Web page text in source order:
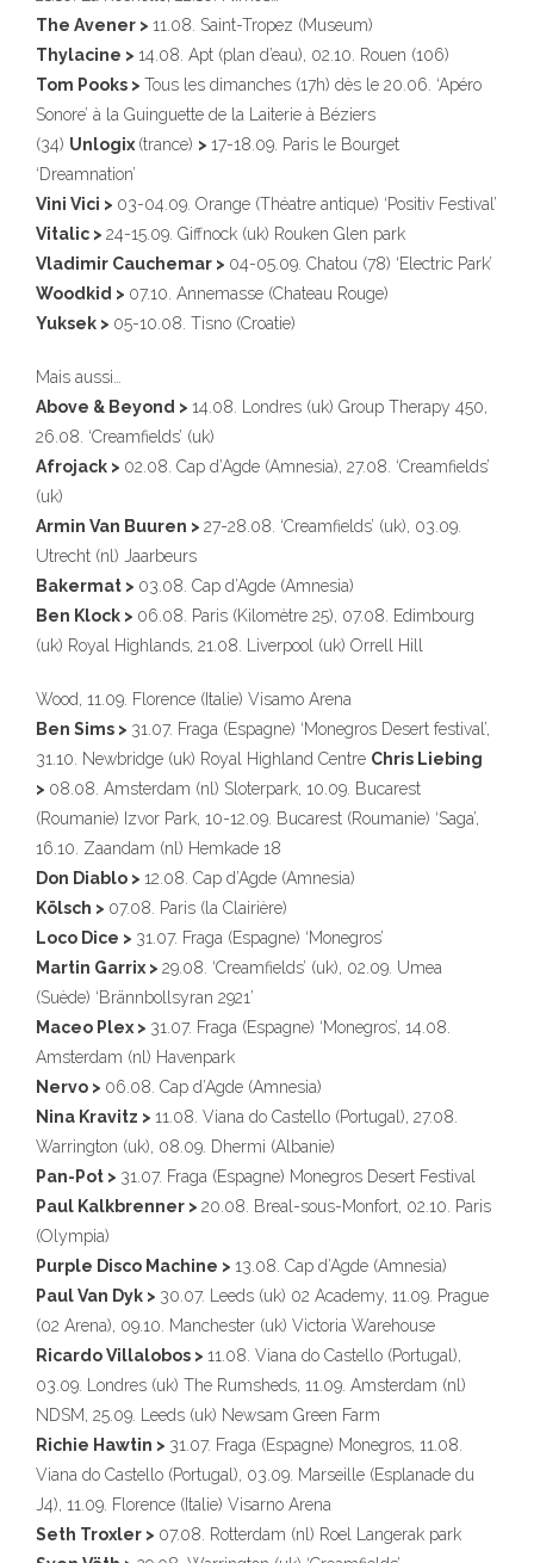
The Avener > 11.08. Saint-Tropez (Museum)
Thylacine > 14.08. Apt (plan d’eau), 02.10. Rouen (106)
Tom Pooks > Tous les dimanches (17h) dès le 20.06. ‘Apéro
Sonore’ à la Guinguette de la Laiterie à Béziers
(34) Unlogix (trance) > 17-18.09. Paris le Bourget
‘Dreamnation’
Vini Vici > 03-04.09. Orange (Théatre antique) ‘Positiv Festival’
Vitalic > 24-15.09. Giffnock (uk) Rouken Glen park
Vladimir Cauchemar > 04-05.09. Chatou (78) ‘Electric Park’
Woodkid > 07.10. Annemasse (Chateau Rouge)
Yuksek > 05-10.08. Tisno (Croatie)
Mais aussi…
Above & Beyond > 14.08. Londres (uk) Group Therapy 450,
26.08. ‘Creamfields’ (uk)
Afrojack > 02.08. Cap d’Agde (Amnesia), 27.08. ‘Creamfields’
(uk)
Armin Van Buuren > 27-28.08. ‘Creamfields’ (uk), 03.09.
Utrecht (nl) Jaarbeurs
Bakermat > 03.08. Cap d’Agde (Amnesia)
Ben Klock > 06.08. Paris (Kilomètre 25), 07.08. Edimbourg
(uk) Royal Highlands, 21.08. Liverpool (uk) Orrell Hill
Wood, 11.09. Florence (Italie) Visamo Arena
Ben Sims > 31.07. Fraga (Espagne) ‘Monegros Desert festival’,
31.10. Newbridge (uk) Royal Highland Centre Chris Liebing
> 08.08. Amsterdam (nl) Sloterpark, 10.09. Bucarest
(Roumanie) Izvor Park, 10-12.09. Bucarest (Roumanie) ‘Saga’,
16.10. Zaandam (nl) Hemkade 18
Don Diablo > 12.08. Cap d’Agde (Amnesia)
Kölsch > 07.08. Paris (la Clairière)
Loco Dice > 31.07. Fraga (Espagne) ‘Monegros’
Martin Garrix > 29.08. ‘Creamfields’ (uk), 02.09. Umea
(Suède) ‘Brännbollsyran 2921’
Maceo Plex > 31.07. Fraga (Espagne) ‘Monegros’, 14.08.
Amsterdam (nl) Havenpark
Nervo > 06.08. Cap d’Agde (Amnesia)
Nina Kravitz > 11.08. Viana do Castello (Portugal), 27.08.
Warrington (uk), 08.09. Dhermi (Albanie)
Pan-Pot > 31.07. Fraga (Espagne) Monegros Desert Festival
Paul Kalkbrenner > 20.08. Breal-sous-Monfort, 02.10. Paris
(Olympia)
Purple Disco Machine > 13.08. Cap d’Agde (Amnesia)
Paul Van Dyk > 30.07. Leeds (uk) 02 Academy, 11.09. Prague
(02 Arena), 09.10. Manchester (uk) Victoria Warehouse
Ricardo Villalobos > 11.08. Viana do Castello (Portugal),
03.09. Londres (uk) The Rumsheds, 11.09. Amsterdam (nl)
NDSM, 25.09. Leeds (uk) Newsam Green Farm
Richie Hawtin > 31.07. Fraga (Espagne) Monegros, 11.08.
Viana do Castello (Portugal), 03.09. Marseille (Esplanade du
J4), 11.09. Florence (Italie) Visarno Arena
Seth Troxler > 07.08. Rotterdam (nl) Roel Langerak park